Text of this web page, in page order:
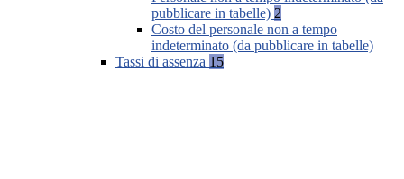
pubblicare in tabelle) 2
Costo del personale non a tempo
indeterminato (da pubblicare in tabelle)
Tassi di assenza 15